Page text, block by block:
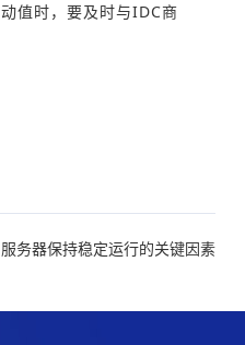
值时，要及时与IDC商
务器保持稳定运行的关键因素